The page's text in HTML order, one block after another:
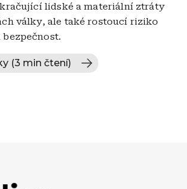
lidské a materiální ztráty
války, ale také rostoucí riziko
(3 min čtení)